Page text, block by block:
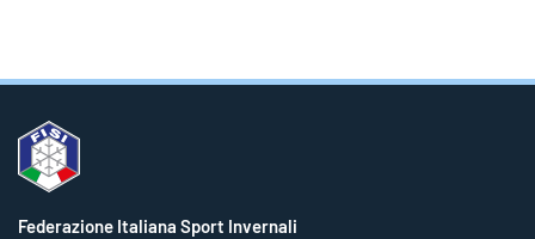
Federazione Italiana Sport Invernali